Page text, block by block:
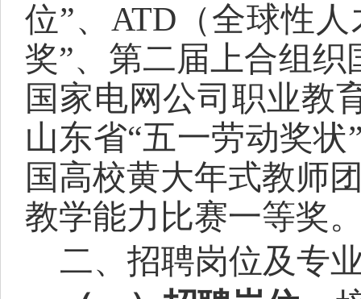
位”、ATD（全球性
奖”、第二届上合组织
国家电网公司职业教
山东省“五一劳动奖状
国高校黄大年式教师
教学能力比赛一等奖
二、招聘岗位及专